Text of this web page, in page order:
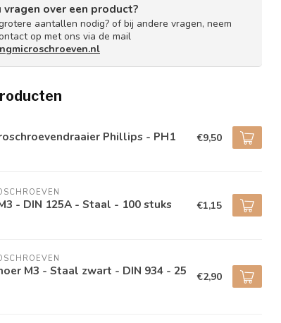
vragen over een product?
aantallen nodig? of bij andere vragen, neem
op met ons via de mail
Phillips - PH1 €9,50
- DIN 125A - Staal - 100 stuks €1,15
M3 - Staal zwart - DIN 934 - 25 €2,90